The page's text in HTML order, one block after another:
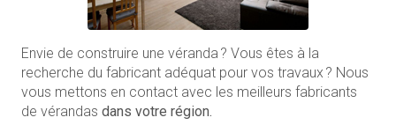
Envie de construire une véranda ? Vous êtes à la
recherche du fabricant adéquat pour vos travaux ? Nous
vous mettons en contact avec les meilleurs fabricants
de vérandas dans votre région.